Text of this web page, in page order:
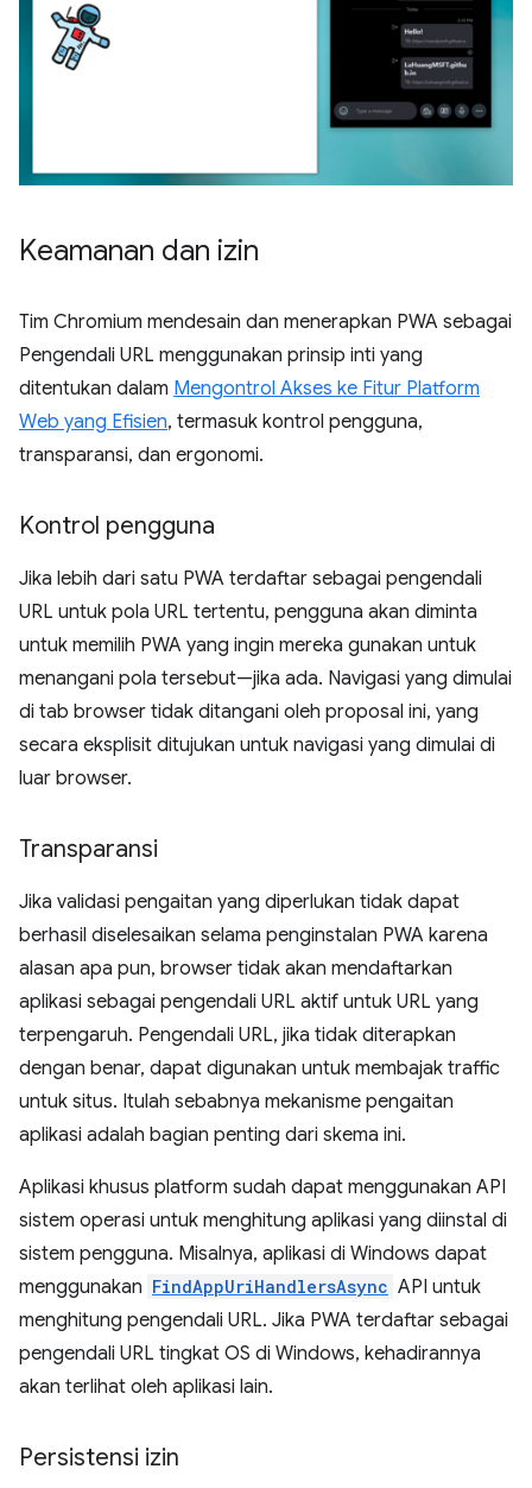
Keamanan dan izin
Tim Chromium mendesain dan menerapkan PWA sebagai
Pengendali URL menggunakan prinsip inti yang
ditentukan dalam Mengontrol Akses ke Fitur Platform
Web yang Efisien, termasuk kontrol pengguna,
transparansi, dan ergonomi.
Kontrol pengguna
Jika lebih dari satu PWA terdaftar sebagai pengendali
URL untuk pola URL tertentu, pengguna akan diminta
untuk memilih PWA yang ingin mereka gunakan untuk
menangani pola tersebut—jika ada. Navigasi yang dimulai
di tab browser tidak ditangani oleh proposal ini, yang
secara eksplisit ditujukan untuk navigasi yang dimulai di
luar browser.
Transparansi
Jika validasi pengaitan yang diperlukan tidak dapat
berhasil diselesaikan selama penginstalan PWA karena
alasan apa pun, browser tidak akan mendaftarkan
aplikasi sebagai pengendali URL aktif untuk URL yang
terpengaruh. Pengendali URL, jika tidak diterapkan
dengan benar, dapat digunakan untuk membajak traffic
untuk situs. Itulah sebabnya mekanisme pengaitan
aplikasi adalah bagian penting dari skema ini.
Aplikasi khusus platform sudah dapat menggunakan API
sistem operasi untuk menghitung aplikasi yang diinstal di
sistem pengguna. Misalnya, aplikasi di Windows dapat
menggunakan FindAppUriHandlersAsync API untuk
menghitung pengendali URL. Jika PWA terdaftar sebagai
pengendali URL tingkat OS di Windows, kehadirannya
akan terlihat oleh aplikasi lain.
Persistensi izin